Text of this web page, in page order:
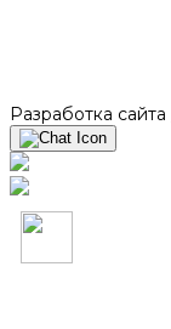
Разработка сайта